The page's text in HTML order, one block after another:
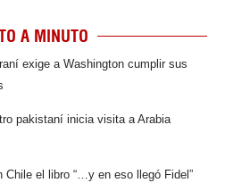
A MINUTO
exige a Washington cumplir sus
pakistaní inicia visita a Arabia
Chile el libro “…y en eso llegó Fidel”